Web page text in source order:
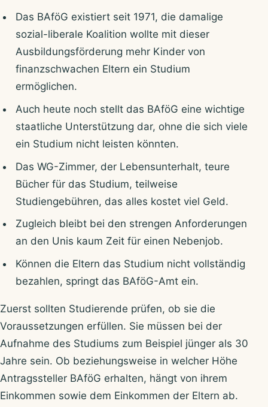
Das BAföG existiert seit 1971, die damalige
sozial-liberale Koalition wollte mit dieser
Ausbildungsförderung mehr Kinder von
finanzschwachen Eltern ein Studium
ermöglichen.
Auch heute noch stellt das BAföG eine wichtige
staatliche Unterstützung dar, ohne die sich viele
ein Studium nicht leisten könnten.
Das WG-Zimmer, der Lebensunterhalt, teure
Bücher für das Studium, teilweise
Studiengebühren, das alles kostet viel Geld.
Zugleich bleibt bei den strengen Anforderungen
an den Unis kaum Zeit für einen Nebenjob.
Können die Eltern das Studium nicht vollständig
bezahlen, springt das BAföG-Amt ein.
Zuerst sollten Studierende prüfen, ob sie die
Voraussetzungen erfüllen. Sie müssen bei der
Aufnahme des Studiums zum Beispiel jünger als 30
Jahre sein. Ob beziehungsweise in welcher Höhe
Antragssteller BAföG erhalten, hängt von ihrem
Einkommen sowie dem Einkommen der Eltern ab.